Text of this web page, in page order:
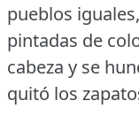
pueblos
pintadas de
cabeza y se
quitó los